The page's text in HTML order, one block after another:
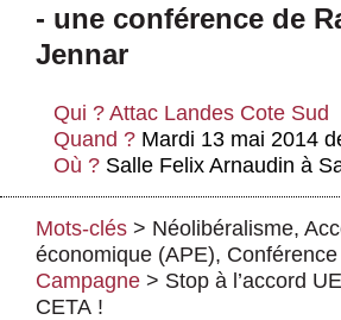
Publications
Actus et médias
Boutique
- une conférence de
Jennar
Qui ? Attac Landes Cote Sud
Quand ? Mardi 13 mai 2014
Où ? Salle Felix Arnaudin à
Mots-clés > Néolibéralisme,
économique (APE), Conférence
Campagne > Stop à l’accord
CETA !